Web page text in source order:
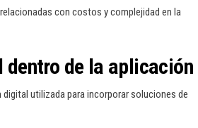
con costos y complejidad en la
de la aplicación
utilizada para incorporar soluciones de